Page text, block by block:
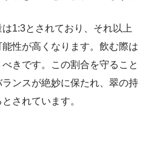
1:3とされており、それ以上
性が高くなります。飲む際は
きです。この割合を守ること
ンスが絶妙に保たれ、翠の持
されています。